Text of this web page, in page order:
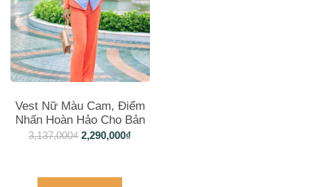
Vest Nữ Màu Cam, Điểm
Nhấn Hoàn Hảo Cho Bản
Thân
3,137,000₫ 2,290,000₫